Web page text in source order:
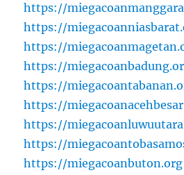
https://
https://
https://
https://
https://
https://
https://
https://
https://miegacoanbuton.org